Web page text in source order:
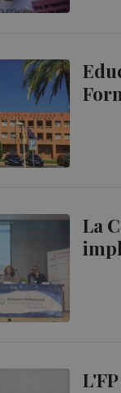
La